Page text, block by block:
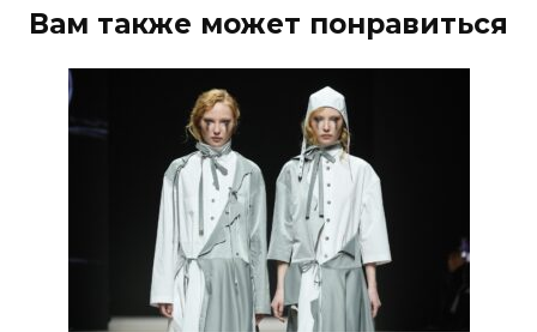
Вам также может понравиться